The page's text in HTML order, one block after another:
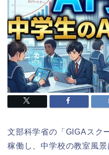
文部科学省の「GIGAスク
稼働し、中学校の教室風景